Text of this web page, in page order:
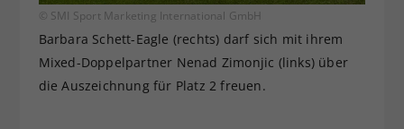
© SMI Sport Marketing International GmbH
Barbara Schett-Eagle (rechts) darf sich mit ihrem
Mixed-Doppelpartner Nenad Zimonjic (links) über
die Auszeichnung für Platz 2 freuen.